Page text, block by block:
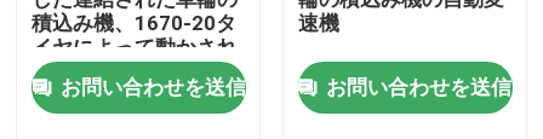
品質管理
私達に連絡しなさい
積込み機、1670-20タ
イヤによって動かされ
る前部分の車輪の積込
み機お問い合わせを送信
速機
お問い合わせを送信